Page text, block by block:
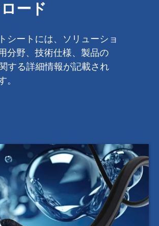
ード
シートには、ソリューショ
分野、技術仕様、製品の
する詳細情報が記載され
。